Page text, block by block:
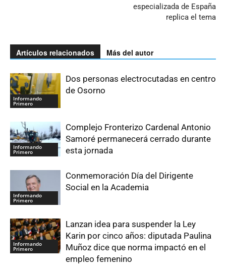
especializada de España
replica el tema
Artículos relacionados Más del autor
Informando
Primero
Dos personas electrocutadas en centro
de Osorno
Informando
Primero
Complejo Fronterizo Cardenal Antonio
Samoré permanecerá cerrado durante
esta jornada
Informando
Primero
Conmemoración Día del Dirigente
Social en la Academia
Informando
Primero
Lanzan idea para suspender la Ley
Karin por cinco años: diputada Paulina
Muñoz dice que norma impactó en el
empleo femenino